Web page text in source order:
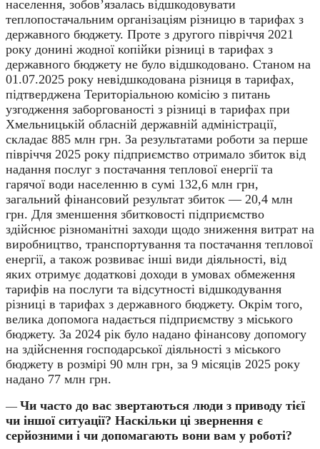
населення, зобов’язалась відшкодовувати
теплопостачальним організаціям різницю в тарифах з
державного бюджету. Проте з другого півріччя 2021
року донині жодної копійки різниці в тарифах з
державного бюджету не було відшкодовано. Станом на
01.07.2025 року невідшкодована різниця в тарифах,
підтверджена Територіальною комісію з питань
узгодження заборгованості з різниці в тарифах при
Хмельницькій обласній державній адміністрації,
складає 885 млн грн. За результатами роботи за перше
півріччя 2025 року підприємство отримало збиток від
надання послуг з постачання теплової енергії та
гарячої води населенню в сумі 132,6 млн грн,
загальний фінансовий результат збиток — 20,4 млн
грн. Для зменшення збитковості підприємство
здійснює різноманітні заходи щодо зниження витрат на
виробництво, транспортування та постачання теплової
енергії, а також розвиває інші види діяльності, від
яких отримує додаткові доходи в умовах обмеження
тарифів на послуги та відсутності відшкодування
різниці в тарифах з державного бюджету. Окрім того,
велика допомога надається підприємству з міського
бюджету. За 2024 рік було надано фінансову допомогу
на здійснення господарської діяльності з міського
бюджету в розмірі 90 млн грн, за 9 місяців 2025 року
надано 77 млн грн.
— Чи часто до вас звертаються люди з приводу тієї
чи іншої ситуації? Наскільки ці звернення є
серйозними і чи допомагають вони вам у роботі?